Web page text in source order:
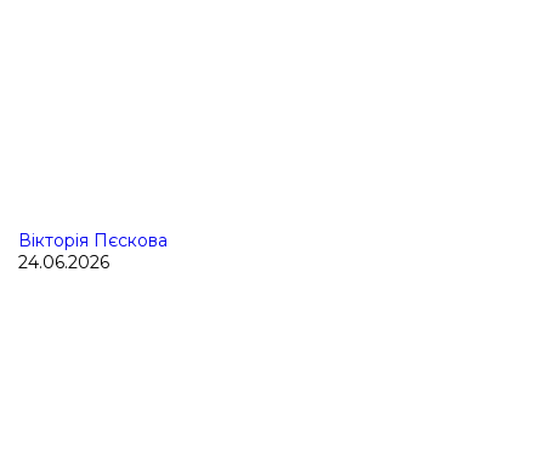
Вікторія Пєскова
24.06.2026